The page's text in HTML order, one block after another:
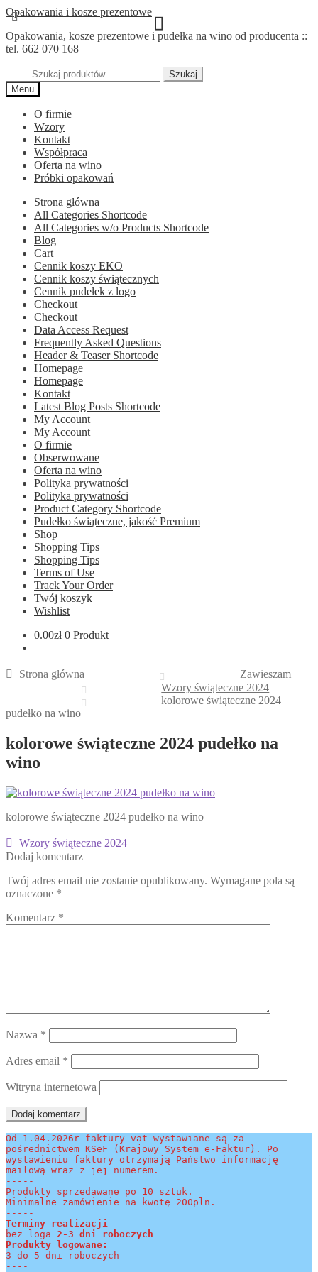
Przejdź
do
nawigacji
Przejdź
do
treści
Opakowania i kosze prezentowe
Opakowania, kosze prezentowe i pudełka na wino od producenta ::
tel. 662 070 168
Szukaj:
Szukaj
Menu
O firmie
Wzory
Kontakt
Współpraca
Oferta na wino
Próbki opakowań
Strona główna
All Categories Shortcode
All Categories w/o Products Shortcode
Blog
Cart
Cennik koszy EKO
Cennik koszy świątecznych
Cennik pudełek z logo
Checkout
Checkout
Data Access Request
Frequently Asked Questions
Header & Teaser Shortcode
Homepage
Homepage
Kontakt
Latest Blog Posts Shortcode
My Account
My Account
O firmie
Obserwowane
Oferta na wino
Polityka prywatności
Polityka prywatności
Product Category Shortcode
Pudełko świąteczne, jakość Premium
Shop
Shopping Tips
Shopping Tips
Terms of Use
Track Your Order
Twój koszyk
Wishlist
0.00zł 0 Produkt
Strona główna
Zawieszam
Wzory świąteczne 2024
kolorowe świąteczne 2024
pudełko na wino
kolorowe świąteczne 2024 pudełko na
wino
kolorowe świąteczne 2024 pudełko na wino
Nawigacja
wpisu
Poprzedni
wpis:
Wzory świąteczne 2024
Dodaj komentarz
Twój adres email nie zostanie opublikowany. Wymagane pola są
oznaczone *
Komentarz *
Nazwa *
Adres email *
Witryna internetowa
Od 1.04.2026r faktury vat wystawiane są za
pośrednictwem KSeF (Krajowy System e-Faktur). Po
wystawieniu faktury otrzymają Państwo informację
mailową wraz z jej numerem.
-----
Produkty sprzedawane po 10 sztuk.
Minimalne zamówienie na kwotę 200pln.
-----
Terminy realizacji
bez loga 2-3 dni roboczych
Produkty logowane:
3 do 5 dni roboczych
----